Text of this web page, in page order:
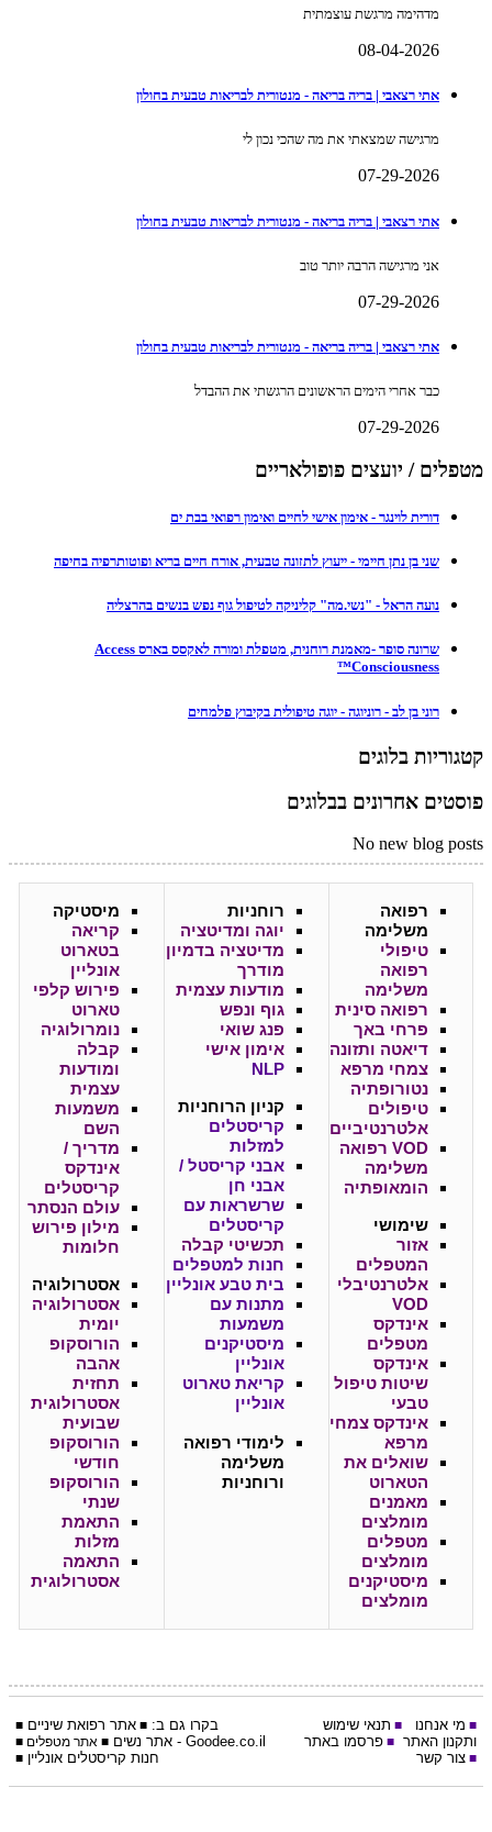
מדהימה מרגשת עוצמתית
08-04-2026
אתי רצאבי | בריה בריאה - מנטורית לבריאות טבעית בחולון
מרגישה שמצאתי את מה שהכי נכון לי
07-29-2026
אתי רצאבי | בריה בריאה - מנטורית לבריאות טבעית בחולון
אני מרגישה הרבה יותר טוב
07-29-2026
אתי רצאבי | בריה בריאה - מנטורית לבריאות טבעית בחולון
כבר אחרי הימים הראשונים הרגשתי את ההבדל
07-29-2026
מטפלים / יועצים פופולאריים
דורית לוינגר - אימון אישי לחיים ואימון רפואי בבת ים
שני בן נתן חיימי - ייעוץ לתזונה טבעית, אורח חיים בריא ופוטותרפיה בחיפה
נועה הראל - "נשי.מה" קליניקה לטיפול גוף נפש בנשים בהרצליה
שרונה סופר -מאמנת רוחנית, מטפלת ומורה לאקסס בארס Access
Consciousness™
רוני בן לב - רוניוגה - יוגה טיפולית בקיבוץ פלמחים
קטגוריות בלוגים
פוסטים אחרונים בבלוגים
No new blog posts
רפואה
משלימה
טיפולי
רפואה
משלימה
רפואה סינית
פרחי באך
דיאטה ותזונה
צמחי מרפא
נטורופתיה
טיפולים
אלטרנטיביים
VOD רפואה
משלימה
הומאופתיה
שימושי
אזור
המטפלים
אלטרנטיבלי
VOD
אינדקס
מטפלים
אינדקס
שיטות טיפול
טבעי
אינדקס צמחי
מרפא
שואלים את
הטארוט
מאמנים
מומלצים
מטפלים
מומלצים
מיסטיקנים
מומלצים
רוחניות
יוגה ומדיטציה
מדיטציה בדמיון
מודרך
מודעות עצמית
גוף ונפש
פנג שואי
אימון אישי
NLP
קניון הרוחניות
קריסטלים
למזלות
אבני קריסטל /
אבני חן
שרשראות עם
קריסטלים
תכשיטי קבלה
חנות למטפלים
בית טבע אונליין
מתנות עם
משמעות
מיסטיקנים
אונליין
קריאת טארוט
אונליין
לימודי רפואה
משלימה
ורוחניות
מיסטיקה
קריאה
בטארוט
אונליין
פירוש קלפי
טארוט
נומרולוגיה
קבלה
ומודעות
עצמית
משמעות
השם
מדריך /
אינדקס
קריסטלים
עולם הנסתר
מילון פירוש
חלומות
אסטרולוגיה
אסטרולוגיה
יומית
הורוסקופ
אהבה
תחזית
אסטרולוגית
שבועית
הורוסקופ
חודשי
הורוסקופ
שנתי
התאמת
מזלות
התאמה
אסטרולוגית
■ מי אנחנו ■ תנאי שימוש
ותקנון האתר ■ פרסמו באתר
■ צור קשר
בקרו גם ב: ■ אתר רפואת שיניים ■
Goodee.co.il - אתר נשים ■ אתר מטפלים ■
חנות קריסטלים אונליין ■